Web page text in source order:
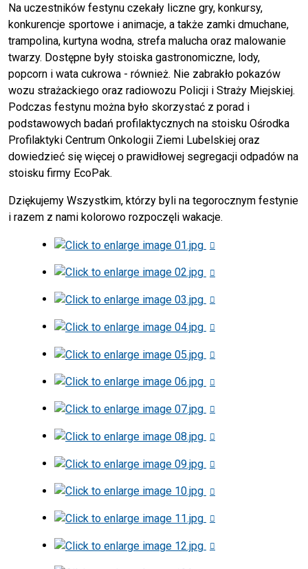
Na uczestników festynu czekały liczne gry, konkursy,
konkurencje sportowe i animacje, a także zamki dmuchane,
trampolina, kurtyna wodna, strefa malucha oraz malowanie
twarzy. Dostępne były stoiska gastronomiczne, lody,
popcorn i wata cukrowa - również. Nie zabrakło pokazów
wozu strażackiego oraz radiowozu Policji i Straży Miejskiej.
Podczas festynu można było skorzystać z porad i
podstawowych badań profilaktycznych na stoisku Ośrodka
Profilaktyki Centrum Onkologii Ziemi Lubelskiej oraz
dowiedzieć się więcej o prawidłowej segregacji odpadów na
stoisku firmy EcoPak.
Dziękujemy Wszystkim, którzy byli na tegorocznym festynie
i razem z nami kolorowo rozpoczęli wakacje.